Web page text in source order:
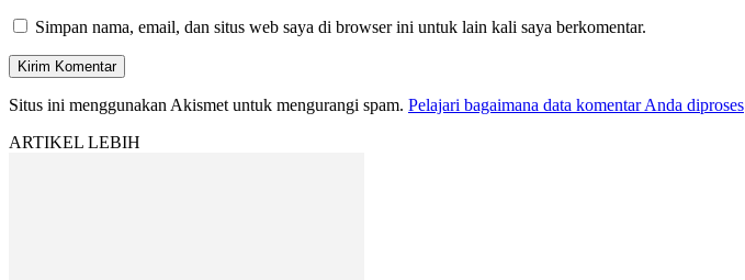
Simpan nama, email, dan situs web saya di browser ini untuk lain kali saya berkomentar.
Situs ini menggunakan Akismet untuk mengurangi spam. Pelajari bagaimana data komentar Anda diproses
ARTIKEL LEBIH